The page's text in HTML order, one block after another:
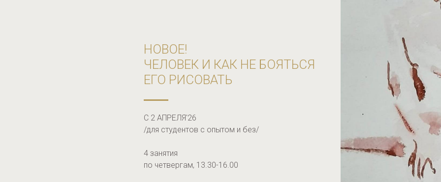
НОВОЕ!
ЧЕЛОВЕК И КАК НЕ БОЯТЬСЯ
ЕГО РИСОВАТЬ
С 2 АПРЕЛЯ'26
/для студентов с опытом и без/
4 занятия
по четвергам, 13.30-16.00